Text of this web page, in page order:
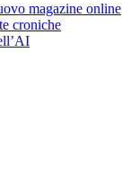
magazine online
croniche